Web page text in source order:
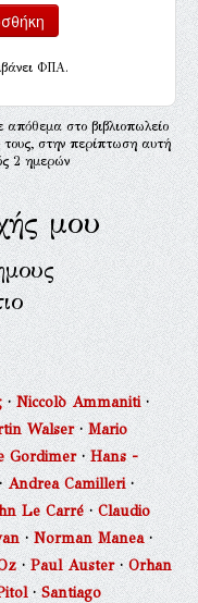
ΦΠΑ.
απόθεμα στο βιβλιοπωλείο
στην περίπτωση αυτή
2 ημερών
μου
·Niccolò Ammaniti·
Walser·Mario
Gordimer·Hans -
·Andrea Camilleri·
Le Carré·Claudio
·Norman Manea·
·Paul Auster·Orhan
·Santiago